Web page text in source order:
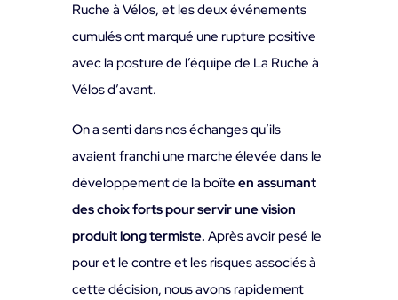
Ruche à Vélos, et les deux événements
cumulés ont marqué une rupture positive
avec la posture de l’équipe de La Ruche à
Vélos d’avant.
On a senti dans nos échanges qu’ils
avaient franchi une marche élevée dans le
développement de la boîte en assumant
des choix forts pour servir une vision
produit long termiste. Après avoir pesé le
pour et le contre et les risques associés à
cette décision, nous avons rapidement